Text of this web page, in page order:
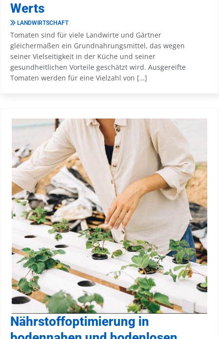
Werts
LANDWIRTSCHAFT
Tomaten sind für viele Landwirte und Gärtner
gleichermaßen ein Grundnahrungsmittel, das wegen
seiner Vielseitigkeit in der Küche und seiner
gesundheitlichen Vorteile geschätzt wird. Ausgereifte
Tomaten werden für eine Vielzahl von […]
Nährstoffoptimierung in